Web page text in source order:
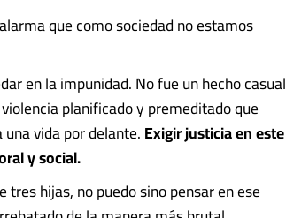
que como sociedad no estamos
en la impunidad. No fue un hecho casual
planificado y premeditado que
vida por delante.Exigir justicia en este
y social.
hijas, no puedo sino pensar en ese